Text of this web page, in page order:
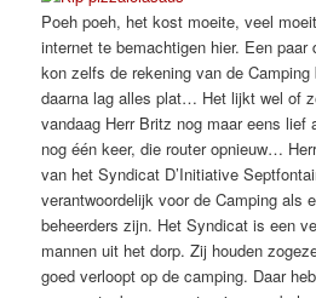
Poeh poeh, het kost moeite, veel
internet te bemachtigen hier. Een
kon zelfs de rekening van de
daarna lag alles plat… Het lijkt wel of
vandaag Herr Britz nog maar eens lief
nog één keer, die router opnieuw…
van het Syndicat D’Initiative
verantwoordelijk voor de Camping als
beheerders zijn. Het Syndicat is een
mannen uit het dorp. Zij houden
goed verloopt op de camping. Daar